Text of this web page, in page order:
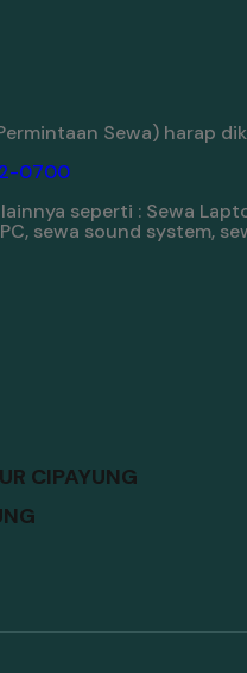
Sewa) harap
0700
seperti : Sewa
sewa sound system,
CIPAYUNG